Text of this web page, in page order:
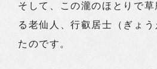
そして、この瀧のほとりで
る老仙人、行叡居士（ぎょ
たのです。